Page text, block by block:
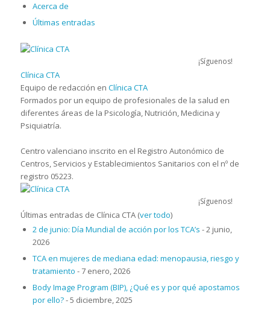
Acerca de
Últimas entradas
¡Síguenos!
Clínica CTA
Equipo de redacción en Clínica CTA
Formados por un equipo de profesionales de la salud en
diferentes áreas de la Psicología, Nutrición, Medicina y
Psiquiatría.
Centro valenciano inscrito en el Registro Autonómico de
Centros, Servicios y Establecimientos Sanitarios con el nº de
registro 05223.
¡Síguenos!
Últimas entradas de Clínica CTA (ver todo)
2 de junio: Día Mundial de acción por los TCA’s - 2 junio,
2026
TCA en mujeres de mediana edad: menopausia, riesgo y
tratamiento - 7 enero, 2026
Body Image Program (BIP), ¿Qué es y por qué apostamos
por ello?- 5 diciembre, 2025